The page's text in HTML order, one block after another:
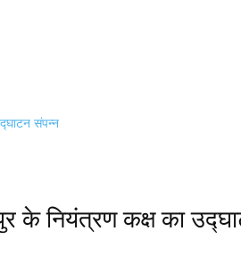
के नियंत्रण कक्ष का